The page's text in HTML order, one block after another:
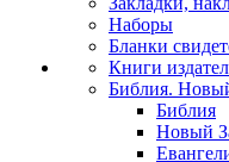
Наборы
Бланки
Книги
Библия.
Библия
Новый